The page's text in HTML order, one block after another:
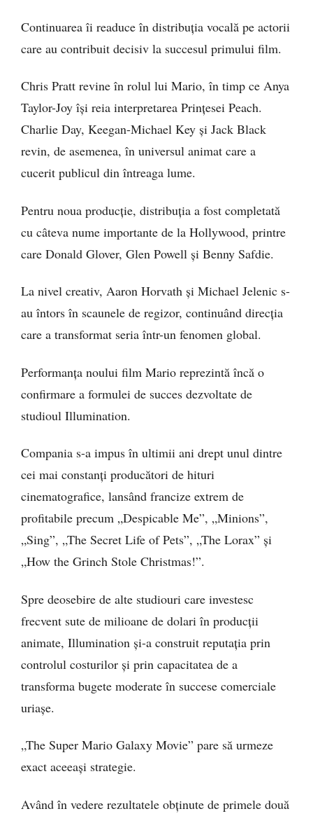
Continuarea îi readuce în distribuția vocală pe actorii
care au contribuit decisiv la succesul primului film.
Chris Pratt revine în rolul lui Mario, în timp ce Anya
Taylor-Joy își reia interpretarea Prințesei Peach.
Charlie Day, Keegan-Michael Key și Jack Black
revin, de asemenea, în universul animat care a
cucerit publicul din întreaga lume.
Pentru noua producție, distribuția a fost completată
cu câteva nume importante de la Hollywood, printre
care Donald Glover, Glen Powell și Benny Safdie.
La nivel creativ, Aaron Horvath și Michael Jelenic s-
au întors în scaunele de regizor, continuând direcția
care a transformat seria într-un fenomen global.
Performanța noului film Mario reprezintă încă o
confirmare a formulei de succes dezvoltate de
studioul Illumination.
Compania s-a impus în ultimii ani drept unul dintre
cei mai constanți producători de hituri
cinematografice, lansând francize extrem de
profitabile precum „Despicable Me”, „Minions”,
„Sing”, „The Secret Life of Pets”, „The Lorax” și
„How the Grinch Stole Christmas!”.
Spre deosebire de alte studiouri care investesc
frecvent sute de milioane de dolari în producții
animate, Illumination și-a construit reputația prin
controlul costurilor și prin capacitatea de a
transforma bugete moderate în succese comerciale
uriașe.
„The Super Mario Galaxy Movie” pare să urmeze
exact aceeași strategie.
Având în vedere rezultatele obținute de primele două